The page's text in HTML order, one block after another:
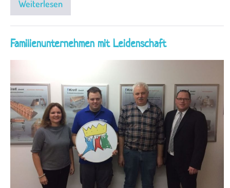
Weiterlesen
Familienunternehmen mit Leidenschaft